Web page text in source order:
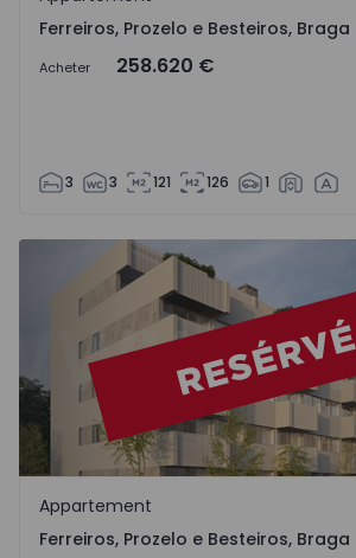
Ferreiros, Prozelo e Besteiros, Braga
Acheter 258.620 €
3 3 121 126 1
Ferreiros, Prozelo e Besteiros, Braga
Appartement
Ferreiros, Prozelo e Besteiros, Braga